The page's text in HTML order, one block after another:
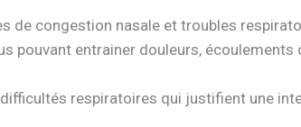
de congestion nasale et troubles
pouvant entrainer douleurs, écoulements
respiratoires qui justifient une